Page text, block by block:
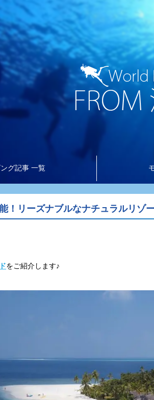
グ記事 一覧
！リーズナブルなナチュラルリゾ
をご紹介します♪